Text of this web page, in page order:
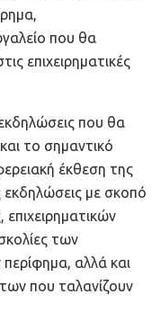
που θα
επιχειρηματικές
εκδηλώσεις που θα
το σημαντικό
έκθεση της
με σκοπό
επιχειρηματικών
των
αλλά και
που ταλανίζουν